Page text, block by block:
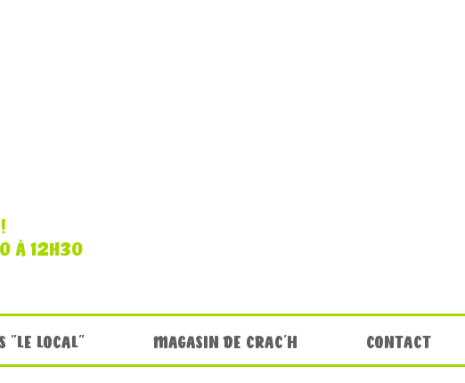
À 12H30
"LE LOCAL" MAGASIN DE CRAC'H CONTACT